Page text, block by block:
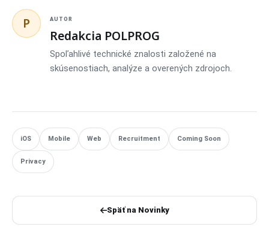
P AUTOR
Redakcia POLPROG
Spoľahlivé technické znalosti založené na
skúsenostiach, analýze a overených zdrojoch.
iOS Mobile Web Recruitment Coming Soon
Privacy
Späť na Novinky